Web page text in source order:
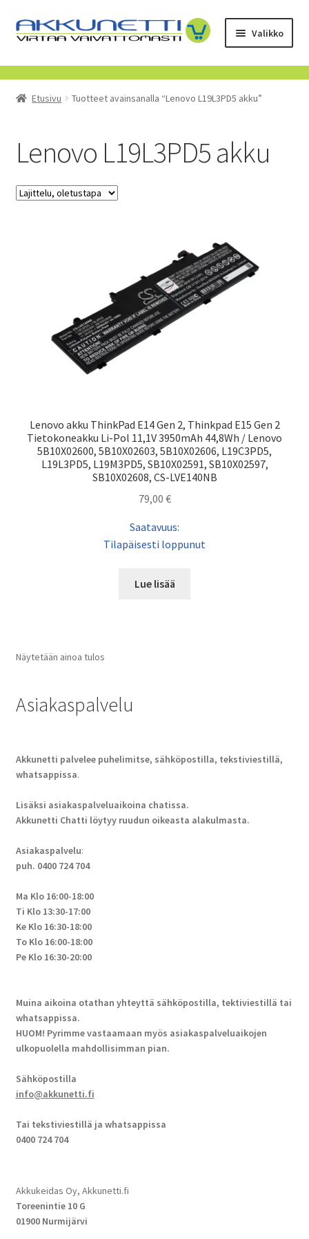
Siirry
navigointiin
Siirry
sisältöön
Valikko
Kauppa
Tietoa meistä
Etusivu Tuotteet avainsanalla “Lenovo L19L3PD5 akku”
Lenovo L19L3PD5 akku
Lenovo akku ThinkPad E14 Gen 2, Thinkpad E15 Gen 2
Tietokoneakku Li-Pol 11,1V 3950mAh 44,8Wh / Lenovo
5B10X02600, 5B10X02603, 5B10X02606, L19C3PD5,
L19L3PD5, L19M3PD5, SB10X02591, SB10X02597,
SB10X02608, CS-LVE140NB
79,00 €
Saatavuus:
Tilapäisesti loppunut
Lue lisää
Näytetään ainoa tulos
Asiakaspalvelu
Akkunetti palvelee puhelimitse, sähköpostilla, tekstiviestillä,
whatsappissa.
Lisäksi asiakaspalveluaikoina chatissa.
Akkunetti Chatti löytyy ruudun oikeasta alakulmasta.
Asiakaspalvelu:
puh. 0400 724 704
Ma Klo 16:00-18:00
Ti Klo 13:30-17:00
Ke Klo 16:30-18:00
To Klo 16:00-18:00
Pe Klo 16:30-20:00
Muina aikoina otathan yhteyttä sähköpostilla, tektiviestillä tai
whatsappissa.
HUOM! Pyrimme vastaamaan myös asiakaspalveluaikojen
ulkopuolella mahdollisimman pian.
Sähköpostilla
info@akkunetti.fi
Tai tekstiviestillä ja whatsappissa
0400 724 704
Akkukeidas Oy, Akkunetti.fi
Toreenintie 10 G
01900 Nurmijärvi